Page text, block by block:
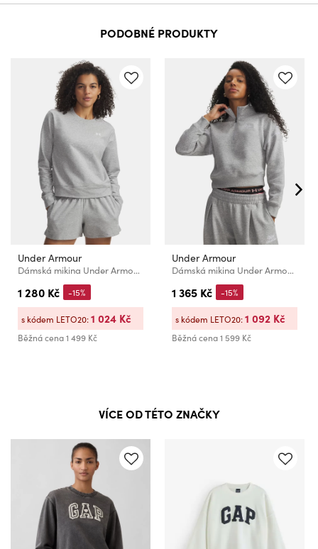
PODOBNÉ PRODUKTY
Under Armour
Dámská mikina Under Armour Sport Terry Crew
1 280 Kč
Běžná cena1 499 Kč
-15%
s kódem LETO20:1 024 Kč
Under Armour
Dámská mikina Under Armour Rival Fleece Script HZ
1 365 Kč
Běžná cena1 599 Kč
-15%
s kódem LETO20:1 092 Kč
VÍCE OD TÉTO ZNAČKY